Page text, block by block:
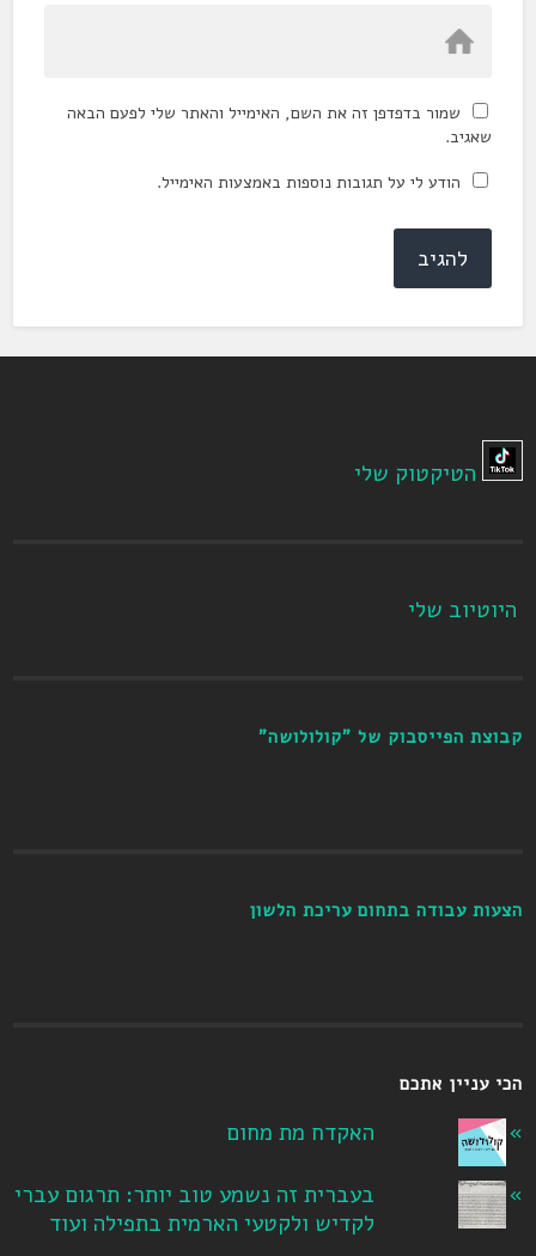
שמור בדפדפן זה את השם, האימייל והאתר שלי לפעם הבאה
שאגיב.
הודע לי על תגובות נוספות באמצעות האימייל.
הטיקטוק שלי
היוטיוב שלי
קבוצת הפייסבוק של "קולולושה"
הצעות עבודה בתחום עריכת הלשון
הכי עניין אתכם
האקדח מת מחום
בעברית זה נשמע טוב יותר: תרגום עברי
לקדיש ולקטעי הארמית בתפילה ועוד